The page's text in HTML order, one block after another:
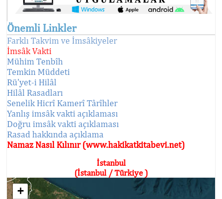
Önemli Linkler
Farklı Takvim ve İmsâkiyeler
İmsâk Vakti
Mühim Tenbîh
Temkin Müddeti
Rü'yet-i Hilâl
Hilâl Rasadları
Senelik Hicrî Kamerî Târîhler
Yanlış imsâk vakti açıklaması
Doğru imsâk vakti açıklaması
Rasad hakkında açıklama
Namaz Nasıl Kılınır (www.hakikatkitabevi.net)
İstanbul
(İstanbul / Türkiye )
+